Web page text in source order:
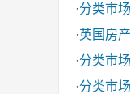
·分类市场
·英国房产
·分类市场
·分类市场